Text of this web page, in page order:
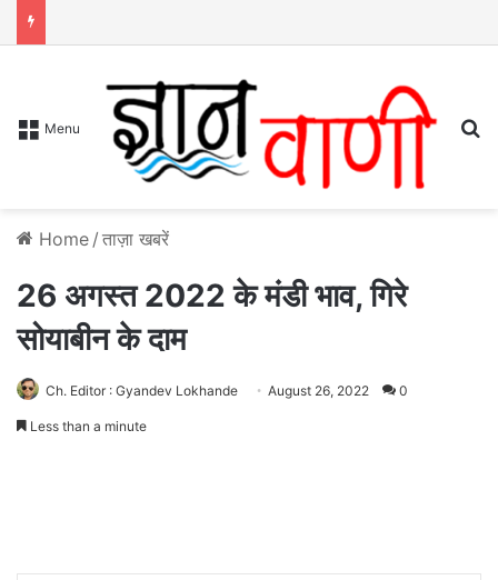
Menu
Home / ताज़ा खबरें
26 अगस्त 2022 के मंडी भाव, गिरे
सोयाबीन के दाम
Ch. Editor : Gyandev Lokhande August 26, 2022 0
Less than a minute